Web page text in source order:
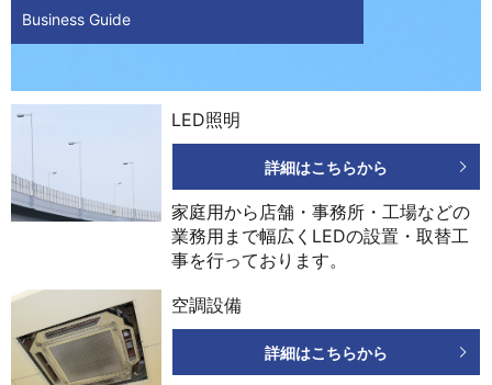
Business Guide
LED照明
詳細はこちらから
家庭用から店舗・事務所・工場などの
業務用まで幅広くLEDの設置・取替工
事を行っております。
空調設備
詳細はこちらから